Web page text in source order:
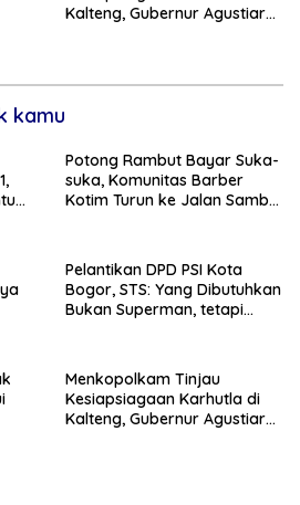
Kalteng, Gubernur Agustiar
kamu
Potong Rambut Bayar Suka-
suka, Komunitas Barber
Kotim Turun ke Jalan Sambut
Pelantikan DPD PSI Kota
Bogor, STS: Yang Dibutuhkan
Bukan Superman, tetapi
Menkopolkam Tinjau
Kesiapsiagaan Karhutla di
Kalteng, Gubernur Agustiar